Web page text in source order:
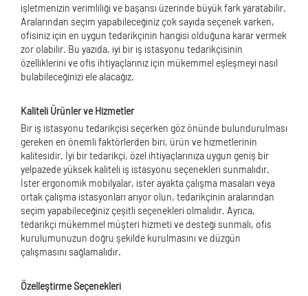
işletmenizin verimliliği ve başarısı üzerinde büyük fark yaratabilir.
Aralarından seçim yapabileceğiniz çok sayıda seçenek varken,
ofisiniz için en uygun tedarikçinin hangisi olduğuna karar vermek
zor olabilir. Bu yazıda, iyi bir iş istasyonu tedarikçisinin
özelliklerini ve ofis ihtiyaçlarınız için mükemmel eşleşmeyi nasıl
bulabileceğinizi ele alacağız.
Kaliteli Ürünler ve Hizmetler
Bir iş istasyonu tedarikçisi seçerken göz önünde bulundurulması
gereken en önemli faktörlerden biri, ürün ve hizmetlerinin
kalitesidir. İyi bir tedarikçi, özel ihtiyaçlarınıza uygun geniş bir
yelpazede yüksek kaliteli iş istasyonu seçenekleri sunmalıdır.
İster ergonomik mobilyalar, ister ayakta çalışma masaları veya
ortak çalışma istasyonları arıyor olun, tedarikçinin aralarından
seçim yapabileceğiniz çeşitli seçenekleri olmalıdır. Ayrıca,
tedarikçi mükemmel müşteri hizmeti ve desteği sunmalı, ofis
kurulumunuzun doğru şekilde kurulmasını ve düzgün
çalışmasını sağlamalıdır.
Özelleştirme Seçenekleri